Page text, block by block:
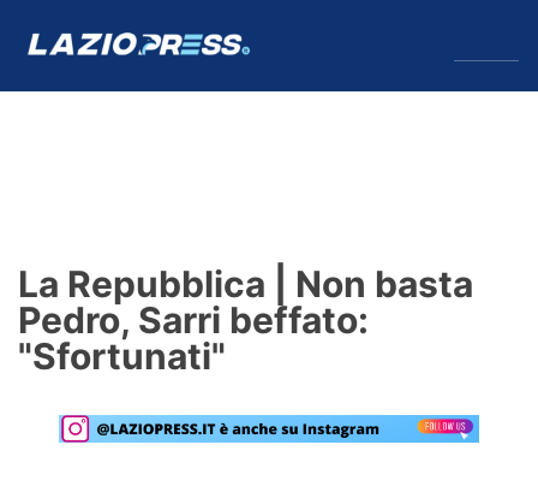
Formello
Infortuni
Primavera
La Repubblica | Non basta
Pedro, Sarri beffato:
"Sfortunati"